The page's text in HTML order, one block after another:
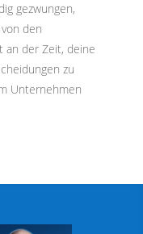
gezwungen,
den
an der Zeit, deine
zu
Unternehmen